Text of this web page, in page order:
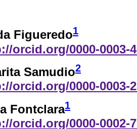
Figueredo1
orcid.org/0000-0003-
Samudio2
orcid.org/0000-0003-
Fontclara1
orcid.org/0000-0002-